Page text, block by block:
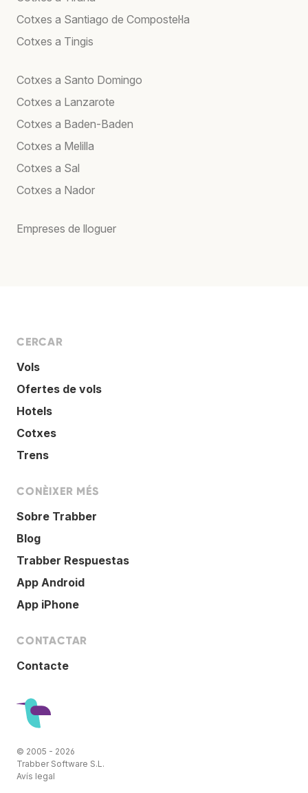
Cotxes a Santiago de Compostel·la
Cotxes a Tingis
Cotxes a Santo Domingo
Cotxes a Lanzarote
Cotxes a Baden-Baden
Cotxes a Melilla
Cotxes a Sal
Cotxes a Nador
Empreses de lloguer
CERCAR
Vols
Ofertes de vols
Hotels
Cotxes
Trens
CONÈIXER MÉS
Sobre Trabber
Blog
Trabber Respuestas
App Android
App iPhone
CONTACTAR
Contacte
© 2005 - 2026
Trabber Software S.L.
Avís legal